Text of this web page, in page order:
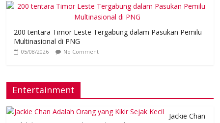
200 tentara Timor Leste Tergabung dalam Pasukan Pemilu
Multinasional di PNG
05/08/2026 No Comment
Entertainment
Jackie Chan